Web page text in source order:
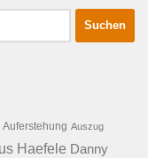
Auferstehung Auszug
Haefele Danny